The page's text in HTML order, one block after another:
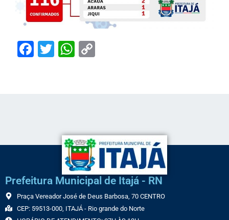
Facebook
TwitterWhatsApp
Prefeitura Municipal de Itajá - RN
Praça Vereador José de Deus Barbosa, 70 CENTRO
CEP: 59513-000, ITAJÁ - Rio grande do Norte